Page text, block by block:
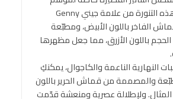
الصيف، اعتمدي هذه التنورة من علامة جيني Genny
الفاخر باللون الأبيض، ومطبّعة
باللون الأزرق، مما جعل مظهرها
النهارية الناعمة والكاجوال، يمكنكِ
والمصممة من قماش الحرير باللون
ولإطلالة عصرية ومنعشة قدّمت